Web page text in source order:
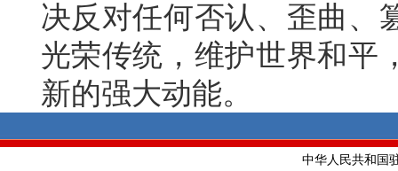
决反对任何否认、歪曲、
光荣传统，维护世界和平
新的强大动能。
中华人民共和国